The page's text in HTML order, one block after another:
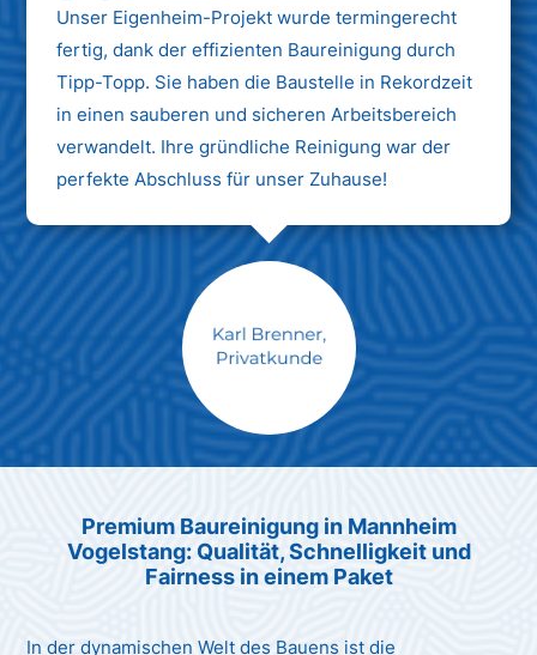
Unser Eigenheim-Projekt wurde termingerecht
fertig, dank der effizienten Baureinigung durch
Tipp-Topp. Sie haben die Baustelle in Rekordzeit
in einen sauberen und sicheren Arbeitsbereich
verwandelt. Ihre gründliche Reinigung war der
perfekte Abschluss für unser Zuhause!
Max Mustermann
Premium Baureinigung in Mannheim
Vogelstang: Qualität, Schnelligkeit und
Fairness in einem Paket
In der dynamischen Welt des Bauens ist die